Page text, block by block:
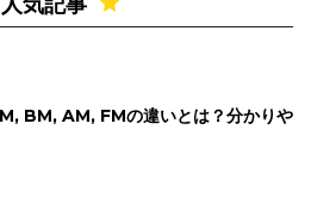
BM, AM, FMの違いとは？分かりや